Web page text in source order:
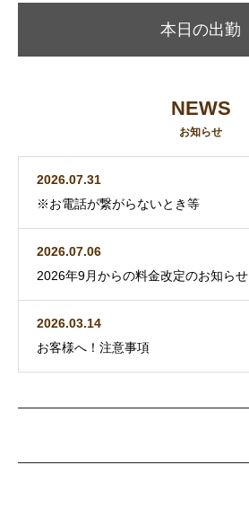
本日の出勤
NEWS
お知らせ
2026.07.31
※お電話が繋がらないとき等
2026.07.06
2026年9月からの料金改定のお知らせ
2026.03.14
お客様へ！注意事項